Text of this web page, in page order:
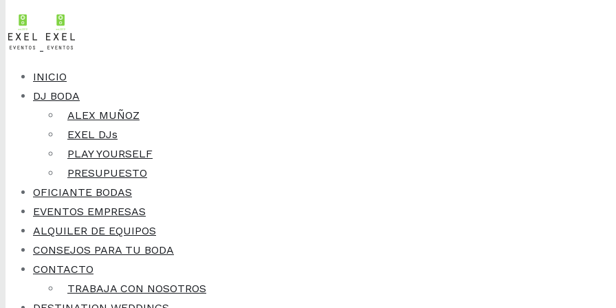
Skip to content
INICIO
DJ BODA
ALEX MUÑOZ
EXEL DJs
PLAY YOURSELF
PRESUPUESTO
OFICIANTE BODAS
EVENTOS EMPRESAS
ALQUILER DE EQUIPOS
CONSEJOS PARA TU BODA
CONTACTO
TRABAJA CON NOSOTROS